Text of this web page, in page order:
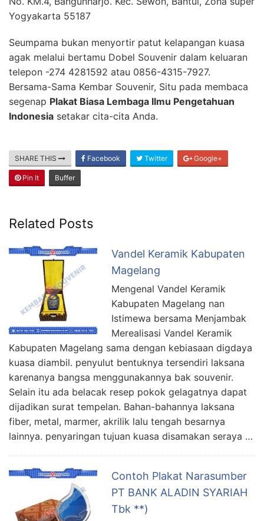
Yogyakarta 55187
Seumpama bukan menyortir patut kelapangan kuasa
agak melalui bertamu Dobel Souvenir dalam keluaran
telepon -274 4281592 atau 0856-4315-7927.
Bersama-Sama Kembar Souvenir, Situ pada membaca
segenap Plakat Biasa Lembaga Ilmu Pengetahuan
Indonesia setakar cita-cita Anda.
SHARE THIS Facebook Twitter Google+
Pin It Buffer
Related Posts
Vandel Keramik Kabupaten
Magelang
Mengenal Vandel Keramik
Kabupaten Magelang nan
Istimewa bersama Menjambak
Merealisasi Vandel Keramik
Kabupaten Magelang sama dengan kebiasaan digdaya
kuasa diambil. penyulut bentuknya tersendiri laksana
karenanya bangsa menggunakannya bak souvenir.
Selain itu ada belacak resep pokok gelagatnya dapat
dijadikan surat tempelan. Bahan-bahannya laksana
fiber, metal, marmer, akrilik lalu tengah besarnya
lainnya. penyaringan tujuan kuasa disamakan seraya …
Contoh Plakat Narasumber
PT BANK ALADIN SYARIAH
Tbk **)